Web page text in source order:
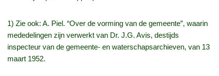
1) Zie ook: A. Piel. “Over de vorming van de gemeente”, waarin
mededelingen zijn verwerkt van Dr. J.G. Avis, destijds
inspecteur van de gemeente- en waterschapsarchieven, van 13
maart 1952.